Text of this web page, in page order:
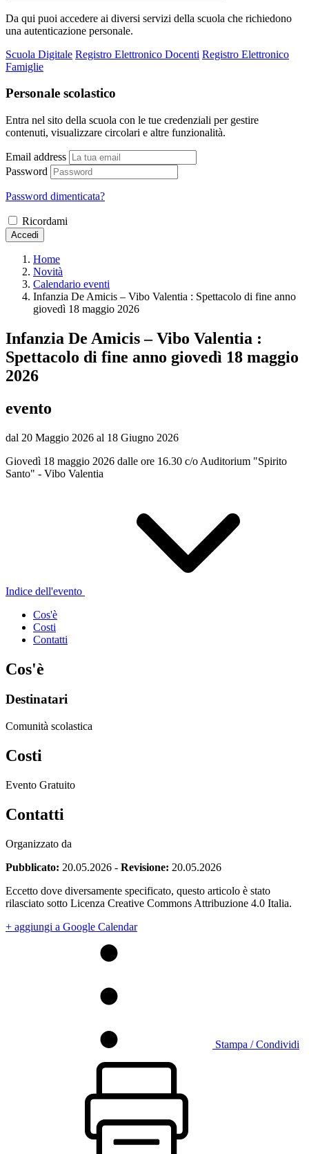
Da qui puoi accedere ai diversi servizi della scuola che richiedono
una autenticazione personale.
Scuola Digitale Registro Elettronico Docenti Registro Elettronico
Famiglie
Personale scolastico
Entra nel sito della scuola con le tue credenziali per gestire
contenuti, visualizzare circolari e altre funzionalità.
Email address
Password
Password dimenticata?
Ricordami
Accedi
Home
Novità
Calendario eventi
Infanzia De Amicis – Vibo Valentia : Spettacolo di fine anno
giovedì 18 maggio 2026
Infanzia De Amicis – Vibo Valentia :
Spettacolo di fine anno giovedì 18 maggio
2026
evento
dal 20 Maggio 2026 al 18 Giugno 2026
Giovedì 18 maggio 2026 dalle ore 16.30 c/o Auditorium "Spirito
Santo" - Vibo Valentia
Indice dell'evento
Cos'è
Costi
Contatti
Cos'è
Destinatari
Comunità scolastica
Costi
Evento Gratuito
Contatti
Organizzato da
Pubblicato: 20.05.2026 - Revisione: 20.05.2026
Eccetto dove diversamente specificato, questo articolo è stato
rilasciato sotto Licenza Creative Commons Attribuzione 4.0 Italia.
+ aggiungi a Google Calendar
Stampa / Condividi